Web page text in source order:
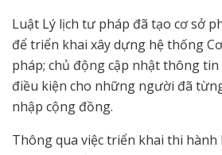
Luật Lý lịch tư pháp đã tạo cơ sở
để triển khai xây dựng hệ thống
pháp; chủ động cập nhật thông tin
điều kiện cho những người đã
nhập cộng đồng.
Thông qua việc triển khai thi hành